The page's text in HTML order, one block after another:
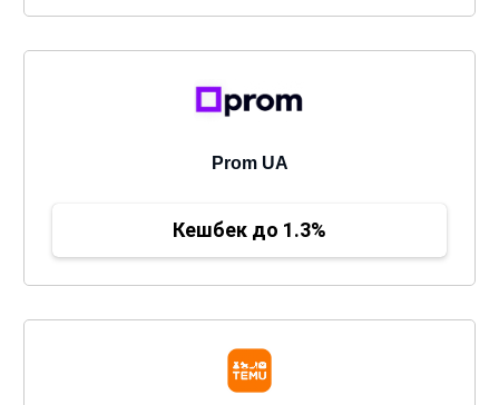
Prom UA
Кешбек до 1.3%